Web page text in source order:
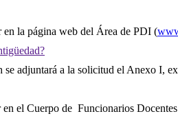
la página web del Área de PDI (
adjuntará a la solicitud el Anexo I,
el Cuerpo de Funcionarios